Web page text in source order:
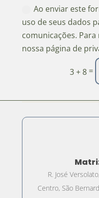
Ao enviar este
uso de seus dados
comunicações.
nossa página de
3 + 8 =
R. José
Centro, São